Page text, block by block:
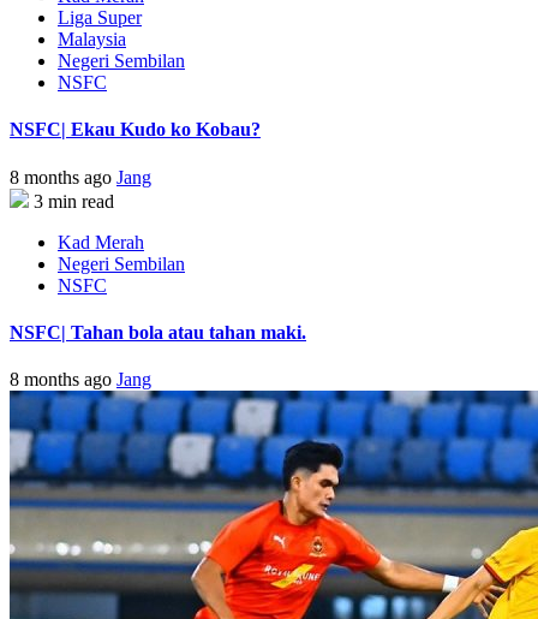
Liga Super
Malaysia
Negeri Sembilan
NSFC
NSFC| Ekau Kudo ko Kobau?
8 months ago Jang
3 min read
Kad Merah
Negeri Sembilan
NSFC
NSFC| Tahan bola atau tahan maki.
8 months ago Jang